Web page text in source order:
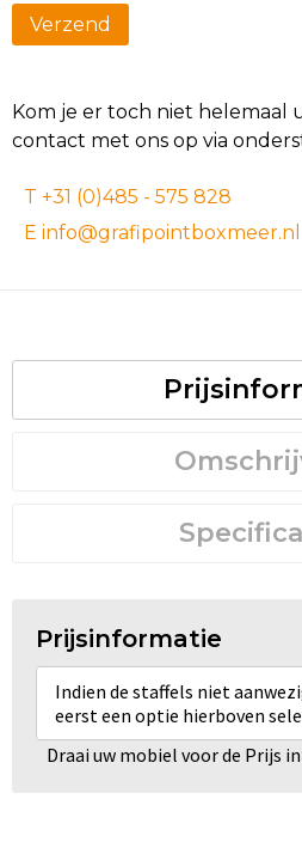
Kom je er toch niet helemaal
contact met ons op via
T +31 (0)485 - 575 828
E info@grafipointboxmeer.nl
Prijsinformatie
Indien de staffels niet
eerst een optie hierboven
Draai uw mobiel voor de Prijs